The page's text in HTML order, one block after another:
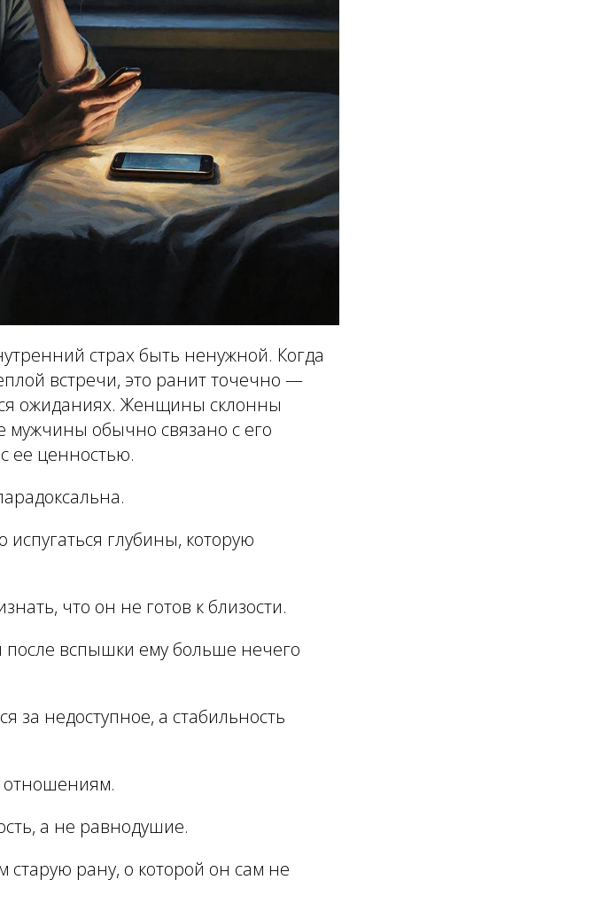
страх быть ненужной. Когда
встречи, это ранит точечно —
ожиданиях. Женщины склонны
мужчины обычно связано с его
ее ценностью.
глубины, которую
что он не готов к близости.
после вспышки ему больше нечего
за недоступное, а стабильность
отношениям.
а не равнодушие.
старую рану, о которой он сам не